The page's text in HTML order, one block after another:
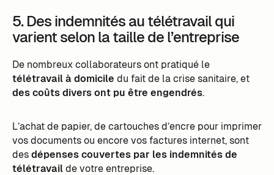
5. Des indemnités au télétravail qui
varient selon la taille de l’entreprise
De nombreux collaborateurs ont pratiqué le
télétravail à domicile du fait de la crise sanitaire, et
des coûts divers ont pu être engendrés.
L’achat de papier, de cartouches d’encre pour imprimer
vos documents ou encore vos factures internet, sont
desdépenses couvertes par les indemnités de
télétravailde votre entreprise.